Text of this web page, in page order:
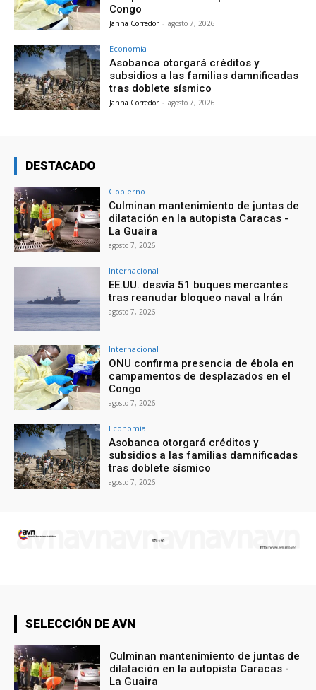
Congo
Janna Corredor - agosto 7, 2026
Economía
Asobanca otorgará créditos y
subsidios a las familias damnificadas
tras doblete sísmico
Janna Corredor - agosto 7, 2026
DESTACADO
Gobierno
Culminan mantenimiento de juntas de
dilatación en la autopista Caracas -
La Guaira
agosto 7, 2026
Internacional
EE.UU. desvía 51 buques mercantes
tras reanudar bloqueo naval a Irán
agosto 7, 2026
Internacional
ONU confirma presencia de ébola en
campamentos de desplazados en el
Congo
agosto 7, 2026
Economía
Asobanca otorgará créditos y
subsidios a las familias damnificadas
tras doblete sísmico
agosto 7, 2026
SELECCIÓN DE AVN
Culminan mantenimiento de juntas de
dilatación en la autopista Caracas -
La Guaira